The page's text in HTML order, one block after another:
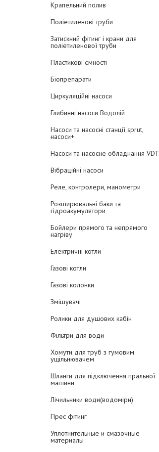
Крапельний полив
Поліетиленові труби
Затискний фітинг і крани для
поліетиленової труби
Пластикові ємності
Біопрепарати
Циркуляційні насоси
Глибинні насоси Водолій
Насоси та насосні станції sprut,
насоси+
Насоси та насосне обладнання VDT
Вібраційні насоси
Реле, контролери, манометри
Розширювальні баки та
гідроакумулятори
Бойлери прямого та непрямого
нагріву
Електричні котли
Газові котли
Газові колонки
Змішувачі
Ролики для душових кабін
Фільтри для води
Хомути для труб з гумовим
ущільнювачем
Шланги для підключення пральної
машини
Лічильники води(водоміри)
Прес фітинг
Уплотнительные и смазочные
материалы